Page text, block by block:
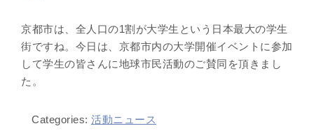
京都市は、全人口の1割が大学生という日本最大の学生
街ですね。今日は、京都市内の大学開催イベントに参加
して学生の皆さんに地球市民活動のご賛同を頂きまし
た。
Categories: 活動ニュース